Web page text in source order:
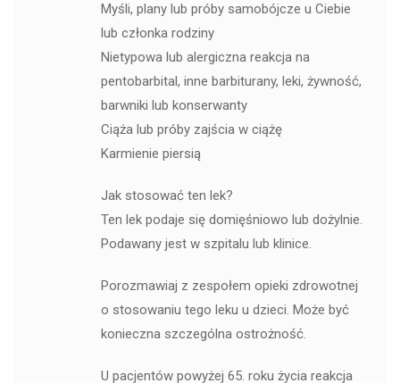
Myśli, plany lub próby samobójcze u Ciebie
lub członka rodziny
Nietypowa lub alergiczna reakcja na
pentobarbital, inne barbiturany, leki, żywność,
barwniki lub konserwanty
Ciąża lub próby zajścia w ciążę
Karmienie piersią
Jak stosować ten lek?
Ten lek podaje się domięśniowo lub dożylnie.
Podawany jest w szpitalu lub klinice.
Porozmawiaj z zespołem opieki zdrowotnej
o stosowaniu tego leku u dzieci. Może być
konieczna szczególna ostrożność.
U pacjentów powyżej 65. roku życia reakcja